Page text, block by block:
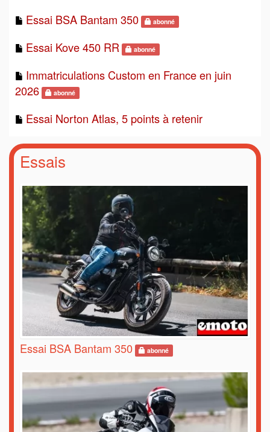
Essai BSA Bantam 350
abonné
Essai Kove 450 RR abonné
Immatriculations Custom en France en juin
2026
abonné
Essai Norton Atlas, 5 points à retenir
Essais
Essai BSA Bantam 350 abonné